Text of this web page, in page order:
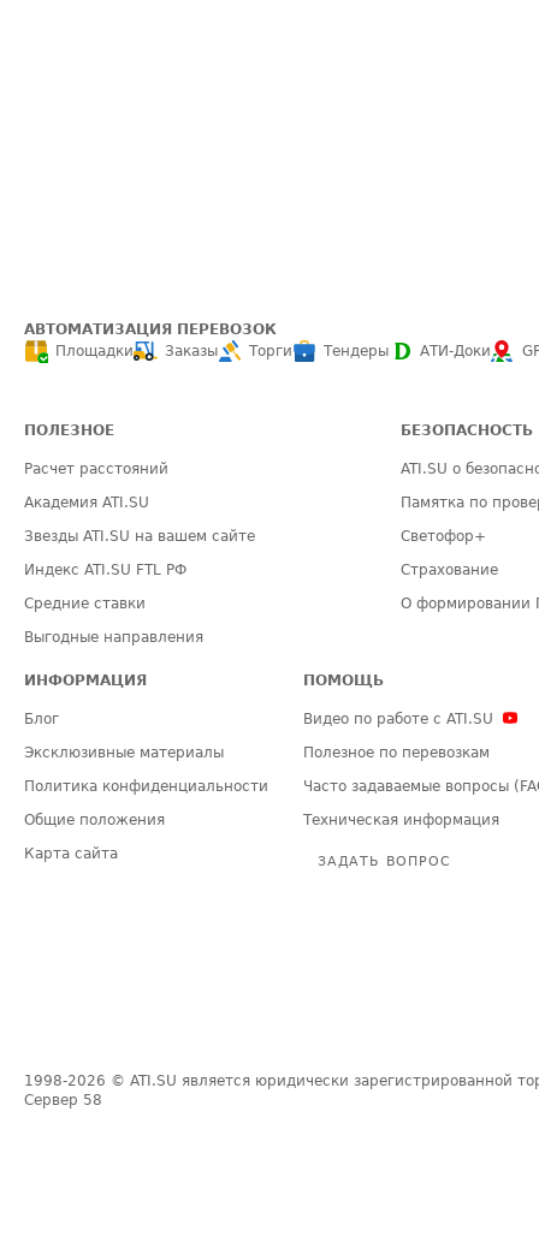
АВТОМАТИЗАЦИЯ ПЕРЕВОЗОК
Площадки
Заказы Торги Тендеры АТИ-Доки
ПОЛЕЗНОЕ
Расчет расстояний
Академия ATI.SU
Звезды ATI.SU на вашем сайте
Индекс ATI.SU FTL РФ
Средние ставки
Выгодные направления
БЕЗОПАСНОСТЬ
ATI.SU о
Памятка по
Светофор+
Страхование
О формировании
ИНФОРМАЦИЯ
Блог
Эксклюзивные материалы
Политика конфиденциальности
Общие положения
Карта сайта
ПОМОЩЬ
Видео по работе с ATI.SU
Полезное по перевозкам
Часто задаваемые вопросы
Техническая информация
ЗАДАТЬ ВОПРОС
1998-2026 © ATI.SU является юридически зарегистрированной
Сервер 58